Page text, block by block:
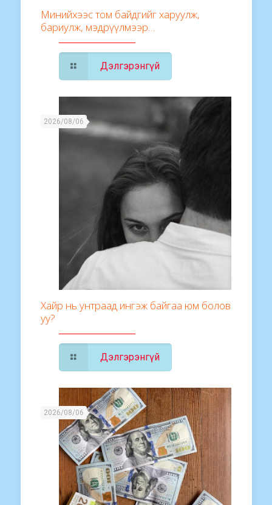
Минийхээс том байдгийг харуулж,
бариулж, мэдрүүлмээр…
Дэлгэрэнгүй
2026/08/06
Хайр нь унтраад ингэж байгаа юм болов
уу?
Дэлгэрэнгүй
2026/08/06